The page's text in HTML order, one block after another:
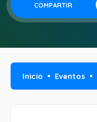
COMPARTIR
Inicio Eventos